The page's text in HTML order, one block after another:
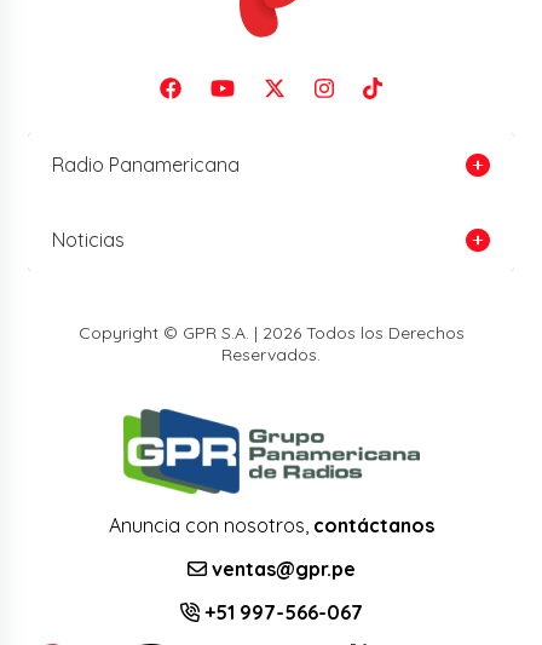
Radio Panamericana
Noticias
Copyright © GPR S.A. | 2026 Todos los Derechos
Reservados.
Anuncia con nosotros, contáctanos
ventas@gpr.pe
+51 997-566-067